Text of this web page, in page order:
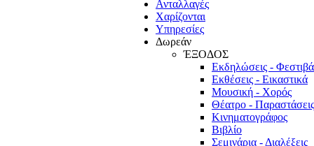
Ανταλλαγές
Χαρίζονται
Υπηρεσίες
Δωρεάν
ΈΞΟΔΟΣ
Εκδηλώσεις -
Εκθέσεις - Εικαστικά
Μουσική - Χορός
Θέατρο - Παραστάσεις
Κινηματογράφος
Βιβλίο
Σεμινάρια - Διαλέξεις